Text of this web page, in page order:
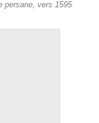
persane, vers 1595